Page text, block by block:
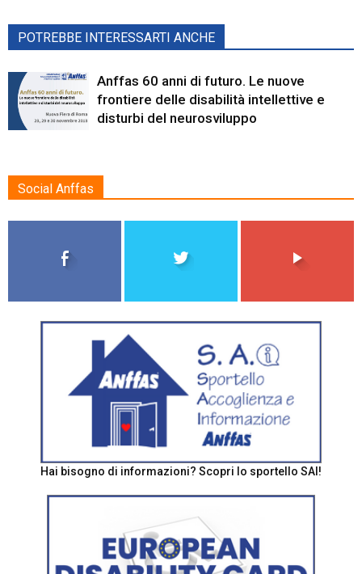
POTREBBE INTERESSARTI ANCHE
Anffas 60 anni di futuro. Le nuove
frontiere delle disabilità intellettive e
disturbi del neurosviluppo
Social Anffas
Hai bisogno di informazioni? Scopri lo sportello SAI!